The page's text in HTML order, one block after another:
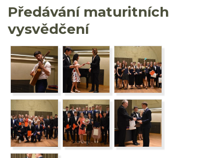
Předávání maturitních
vysvědčení